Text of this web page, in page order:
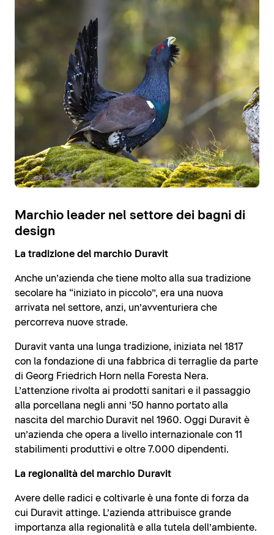
Marchio leader nel settore dei bagni di
design
La tradizione del marchio Duravit
Anche un’azienda che tiene molto alla sua tradizione
secolare ha “iniziato in piccolo”, era una nuova
arrivata nel settore, anzi, un’avventuriera che
percorreva nuove strade.
Duravit vanta una lunga tradizione, iniziata nel 1817
con la fondazione di una fabbrica di terraglie da parte
di Georg Friedrich Horn nella Foresta Nera.
L’attenzione rivolta ai prodotti sanitari e il passaggio
alla porcellana negli anni ’50 hanno portato alla
nascita del marchio Duravit nel 1960. Oggi Duravit è
un’azienda che opera a livello internazionale con 11
stabilimenti produttivi e oltre 7.000 dipendenti.
La regionalità del marchio Duravit
Avere delle radici e coltivarle è una fonte di forza da
cui Duravit attinge. L’azienda attribuisce grande
importanza alla regionalità e alla tutela dell’ambiente.